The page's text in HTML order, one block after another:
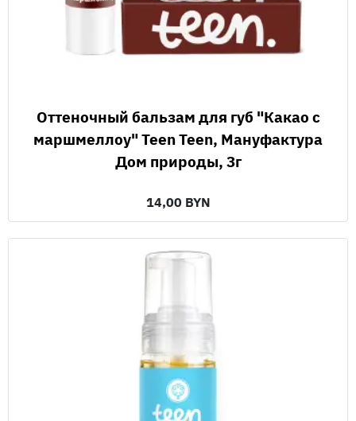
Оттеночный бальзам для губ "Какао с
маршмеллоу" Teen Teen, Мануфактура
Дом природы, 3г
14,00 BYN